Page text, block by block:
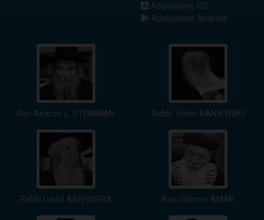
Application iOS
Application Android
Rav Aharon L. STEINMAN Rabbi 'Haïm KANIEWSKI
Rabbi David ABI'HSSIRA Rav Chlomo AMAR